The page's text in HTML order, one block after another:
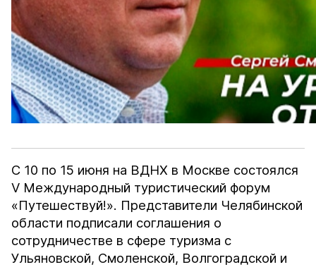
С 10 по 15 июня на ВДНХ в Москве состоялся
V Международный туристический форум
«Путешествуй!». Представители Челябинской
области подписали соглашения о
сотрудничестве в сфере туризма с
Ульяновской, Смоленской, Волгоградской и